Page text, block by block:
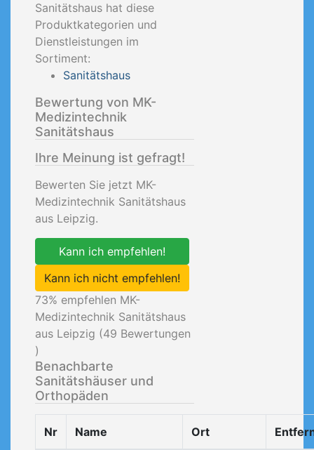
Sanitätshaus hat diese
Produktkategorien und
Dienstleistungen im
Sortiment:
Sanitätshaus
Bewertung von MK-
Medizintechnik
Sanitätshaus
Ihre Meinung ist gefragt!
Bewerten Sie jetzt MK-
Medizintechnik Sanitätshaus
aus Leipzig.
Kann ich empfehlen!
Kann ich nicht empfehlen!
73% empfehlen MK-
Medizintechnik Sanitätshaus
aus Leipzig (49 Bewertungen
)
Benachbarte
Sanitätshäuser und
Orthopäden
Nr Name Ort